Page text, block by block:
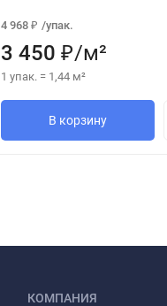
4 968 ₽ /упак.
3 450 ₽/м²
1 упак. = 1,44 м²
В корзину
КОМПАНИЯ